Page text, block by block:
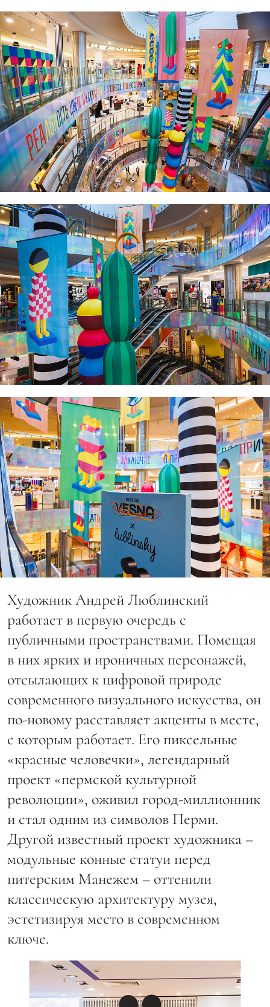
Художник Андрей Люблинский
работает в первую очередь с
публичными пространствами. Помещая
в них ярких и ироничных персонажей,
отсылающих к цифровой природе
современного визуального искусства, он
по-новому расставляет акценты в месте,
с которым работает. Его пиксельные
«красные человечки», легендарный
проект «пермской культурной
революции», оживил город-миллионник
и стал одним из символов Перми.
Другой известный проект художника –
модульные конные статуи перед
питерским Манежем – оттенили
классическую архитектуру музея,
эстетизируя место в современном
ключе.